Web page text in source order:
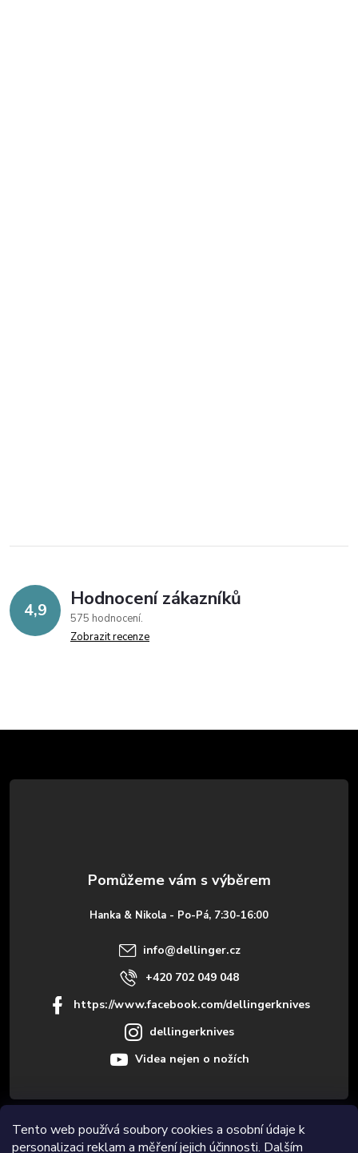
Tento web používá soubory cookies a osobní údaje k
personalizaci reklam a měření jejich účinnosti. Dalším
4,9 Hodnocení zákazníků
575 hodnocení
Zobrazit recenze
á
Informace pro vás
Hanka & Nikola - Po-Pá, 7:30-16:00
info@dellinger.cz
+420 702 049 048
https://www.facebook.com/dellingerknives
dellingerknives
Videa nejen o nožích